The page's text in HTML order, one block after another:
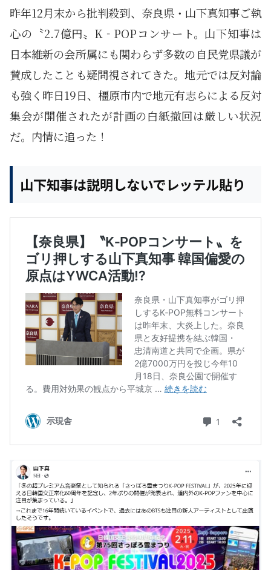
昨年12月末から批判殺到、奈良県・山下真知事ご執
心の〝2.7億円〟K‐POPコンサート。山下知事は
日本維新の会所属にも関わらず多数の自民党県議が
賛成したことも疑問視されてきた。地元では反対論
も強く昨日19日、橿原市内で地元有志らによる反対
集会が開催されたが計画の白紙撤回は厳しい状況
だ。内情に追った！
山下知事は説明しないでレッテル貼り